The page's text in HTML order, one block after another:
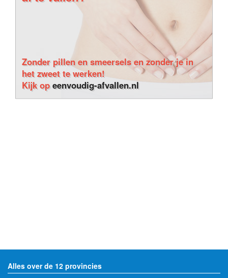
Zonder pillen en smeersels en zonder je in
het zweet te werken!
Kijk opeenvoudig-afvallen.nl
Alles over de 12 provincies